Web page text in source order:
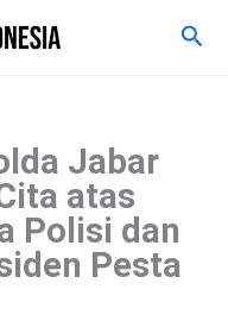
Cari
Jabar
atas
Polisi dan
Pesta